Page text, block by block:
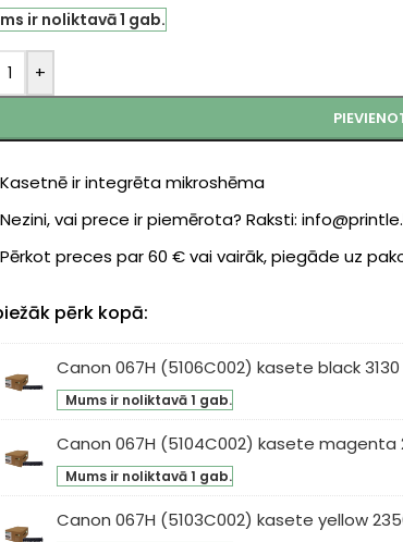
ir noliktavā 1 gab.
+
Kasetnē ir integrēta mikroshēma
Nezini, vai prece ir piemērota? Raksti:
Pērkot preces par 60 € vai vairāk, piegāde uz
pērk kopā:
Canon 067H (5106C002) kasete black
Mums ir noliktavā 1 gab.
Canon 067H (5104C002) kasete magenta
Mums ir noliktavā 1 gab.
Canon 067H (5103C002) kasete yellow